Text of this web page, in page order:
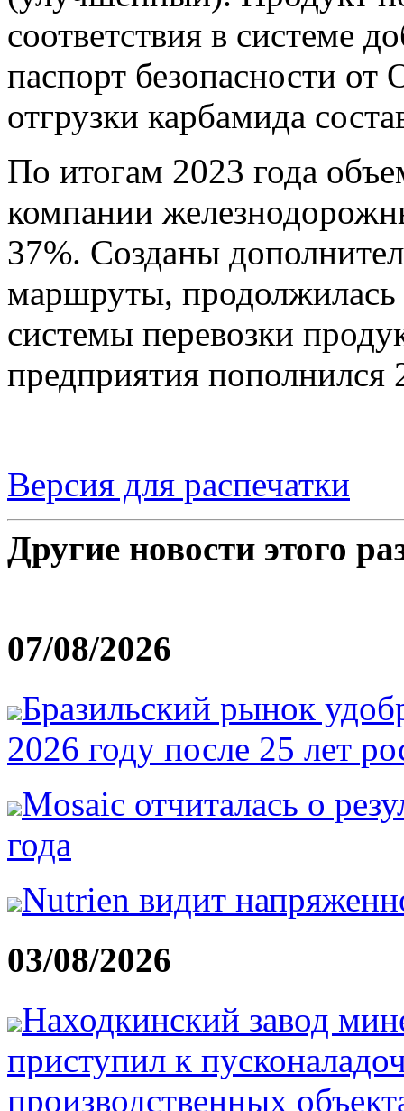
соответствия в системе
паспорт безопасности
отгрузки карбамида
По итогам 2023 года
компании
37%. Созданы
маршруты, продолжилась
системы перевозки
предприятия пополнился
Версия для распечатки
Другие новости этого
07/08/2026
Бразильский рынок
2026 году после 25 лет
Mosaic отчиталась о
года
Nutrien видит
03/08/2026
Находкинский завод
приступил к
производственных